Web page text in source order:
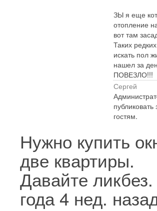
ЗЫ я еще
отопление
вот там
Таких
искать пол
нашел за
ПОВЕЗЛО!!!
Сергей
публиковать
гостям.
Нужно купить
две квартиры.
Давайте ликбез.
года 4 нед.